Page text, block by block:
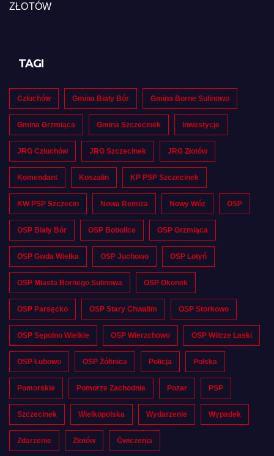
ZŁOTÓW
TAGI
Człuchów Gmina Biały Bór Gmina Borne Sulinowo
Gmina Grzmiąca Gmina Szczecinek Inwestycje
JRG Człuchów JRG Szczecinek JRG Złotów
Komendant Koszalin KP PSP Szczecinek
KW PSP Szczecin Nowa Remiza Nowy Wóz OSP
OSP Biały Bór OSP Bobolice OSP Grzmiąca
OSP Gwda Wielka OSP Juchowo OSP Lotyń
OSP Miasta Bornego Sulinowa OSP Okonek
OSP Parsęcko OSP Stary Chwalim OSP Storkowo
OSP Sępolno Wielkie OSP Wierzchowo OSP Wilcze Laski
OSP Łubowo OSP Żółtnica Policja Polska
Pomorskie Pomorze Zachodnie Pożar PSP
Szczecinek Wielkopolska Wydarzenie Wypadek
Zdarzenie Złotów Ćwiczenia